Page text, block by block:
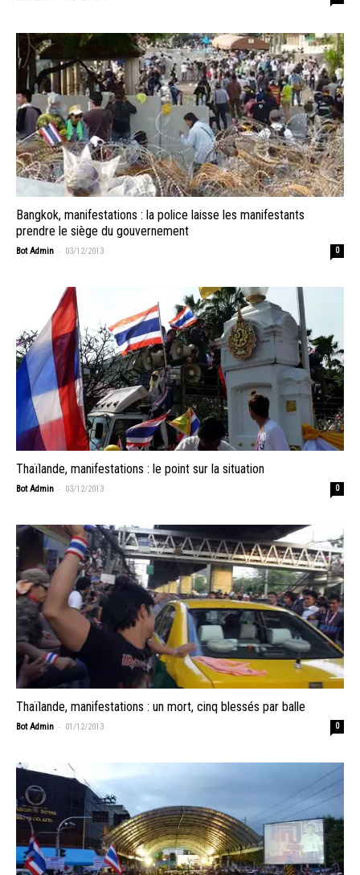
Bangkok, manifestations : la police laisse les manifestants
prendre le siège du gouvernement
Bot Admin - 03/12/2013 0
Thaïlande, manifestations : le point sur la situation
Bot Admin - 03/12/2013 0
Thaïlande, manifestations : un mort, cinq blessés par balle
Bot Admin - 01/12/2013 0